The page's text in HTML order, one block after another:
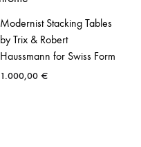
Modernist Stacking Tables
by Trix & Robert
Haussmann for Swiss Form
1.000,00 €